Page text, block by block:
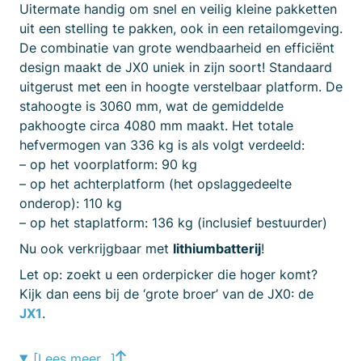
Uitermate handig om snel en veilig kleine pakketten
uit een stelling te pakken, ook in een retailomgeving.
De combinatie van grote wendbaarheid en efficiënt
design maakt de JX0 uniek in zijn soort! Standaard
uitgerust met een in hoogte verstelbaar platform. De
stahoogte is 3060 mm, wat de gemiddelde
pakhoogte circa 4080 mm maakt. Het totale
hefvermogen van 336 kg is als volgt verdeeld:
– op het voorplatform: 90 kg
– op het achterplatform (het opslaggedeelte
onderop): 110 kg
– op het staplatform: 136 kg (inclusief bestuurder)
Nu ook verkrijgbaar met lithiumbatterij!
Let op: zoekt u een orderpicker die hoger komt?
Kijk dan eens bij de ‘grote broer’ van de JX0: de
JX1.